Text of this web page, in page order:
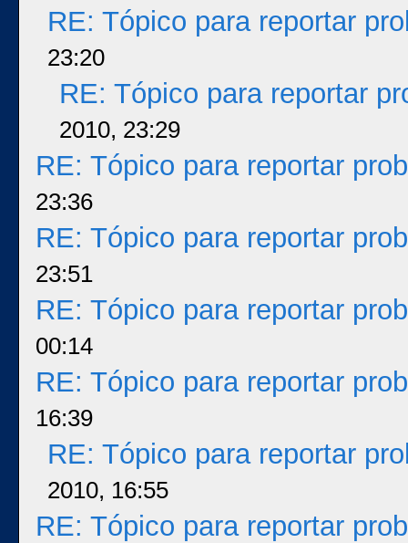
RE: Tópico para reportar
23:20
RE: Tópico para reportar
2010, 23:29
RE: Tópico para reportar
23:36
RE: Tópico para reportar
23:51
RE: Tópico para reportar
00:14
RE: Tópico para reportar
16:39
RE: Tópico para reportar
2010, 16:55
RE: Tópico para reportar